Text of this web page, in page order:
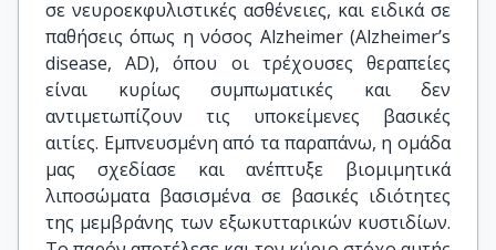
σε νευροεκφυλιστικές ασθένειες, και ειδικά σε
παθήσεις όπως η νόσος Alzheimer (Alzheimer’s
disease, AD), όπου οι τρέχουσες θεραπείες
είναι κυρίως συμπωματικές και δεν
αντιμετωπίζουν τις υποκείμενες βασικές
αιτίες. Εμπνευσμένη από τα παραπάνω, η ομάδα
μας σχεδίασε και ανέπτυξε βιομιμητικά
λιποσώματα βασισμένα σε βασικές ιδιότητες
της μεμβράνης των εξωκυτταρικών κυστιδίων.